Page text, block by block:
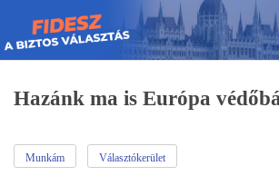
Skip
to
content
Hazánk ma is Európa
Munkám Választókerület